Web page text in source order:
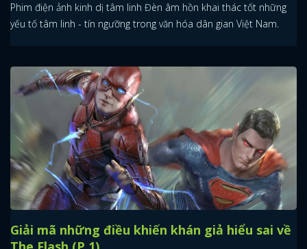
Phim điện ảnh kinh dị tâm linh Đèn âm hồn khai thác tốt những
yếu tố tâm linh - tín ngưỡng trong văn hóa dân gian Việt Nam.
Giải mã những điều khiến khán giả hiểu sai về